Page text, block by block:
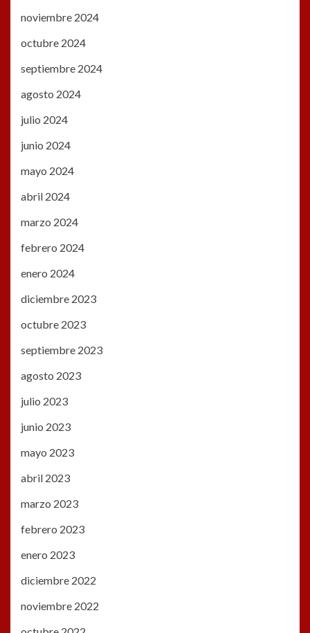
noviembre 2024
octubre 2024
septiembre 2024
agosto 2024
julio 2024
junio 2024
mayo 2024
abril 2024
marzo 2024
febrero 2024
enero 2024
diciembre 2023
octubre 2023
septiembre 2023
agosto 2023
julio 2023
junio 2023
mayo 2023
abril 2023
marzo 2023
febrero 2023
enero 2023
diciembre 2022
noviembre 2022